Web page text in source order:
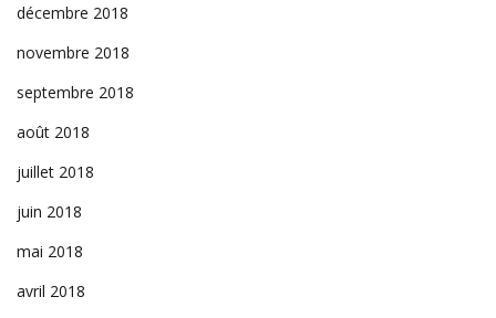
décembre 2018
novembre 2018
septembre 2018
août 2018
juillet 2018
juin 2018
mai 2018
avril 2018